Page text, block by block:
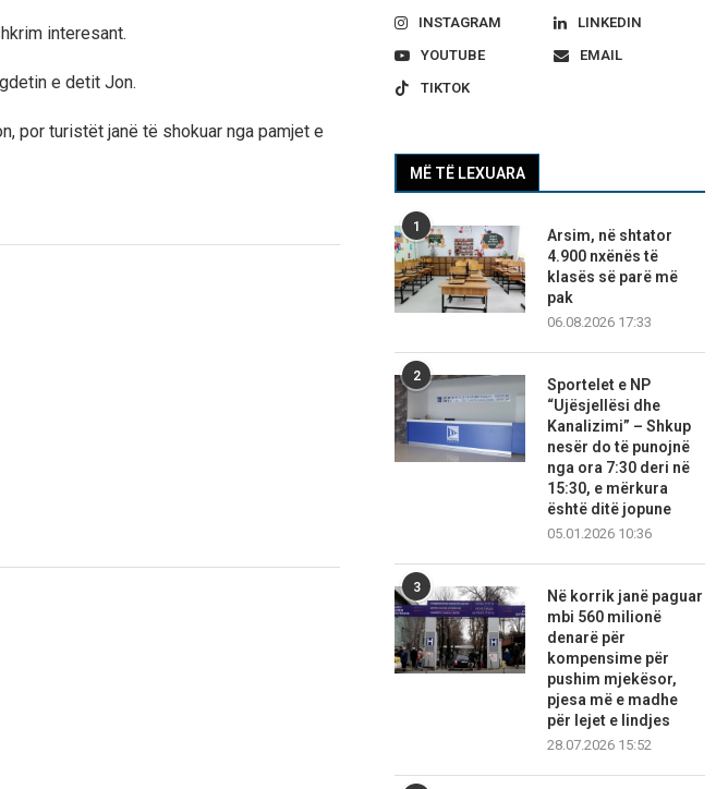
interesant.
e detit Jon.
por turistët janë të shokuar nga pamjet e
INSTAGRAM
LINKEDIN
YOUTUBE
EMAIL
TIKTOK
MË TË LEXUARA
1
Arsim, në shtator
4.900 nxënës të
klasës së parë më
pak
06.08.2026 17:33
2
Sportelet e NP
“Ujësjellësi dhe
Kanalizimi” – Shkup
nesër do të punojnë
nga ora 7:30 deri në
15:30, e mërkura
është ditë jopune
05.01.2026 10:36
3
Në korrik janë paguar
mbi 560 milionë
denarë për
kompensime për
pushim mjekësor,
pjesa më e madhe
për lejet e lindjes
28.07.2026 15:52